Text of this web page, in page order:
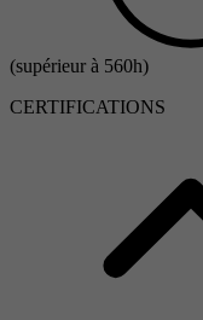
(supérieur à 560h)
CERTIFICATIONS